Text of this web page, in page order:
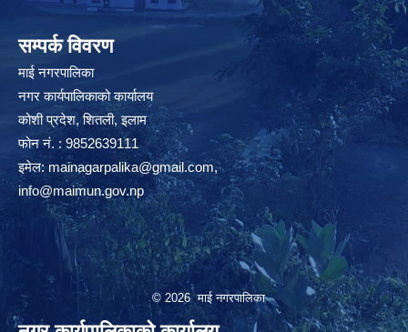
सम्पर्क विवरण
माई नगरपालिका
नगर कार्यपालिकाको कार्यालय
कोशी प्रदेश, शितली, इलाम
फोन नं. : 9852639111
इमेल:mainagarpalika@gmail.com,
info@maimun.gov.np
© 2026 माई नगरपालिका